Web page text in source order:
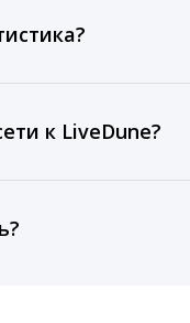
посты и
Бизнес
к LiveDune?